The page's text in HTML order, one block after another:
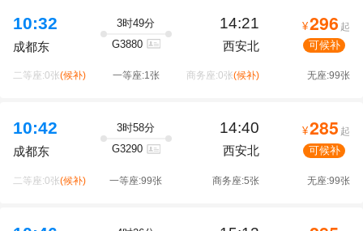
10:32
成都东
3时49分
G3880
14:21
西安北
¥296 起
可候补
二等座:0张(候补) 一等座:1张 商务座:0张(候补) 无座:99张
10:42
成都东
3时58分
G3290
14:40
西安北
¥285 起
可候补
二等座:0张(候补) 一等座:99张 商务座:5张 无座:99张